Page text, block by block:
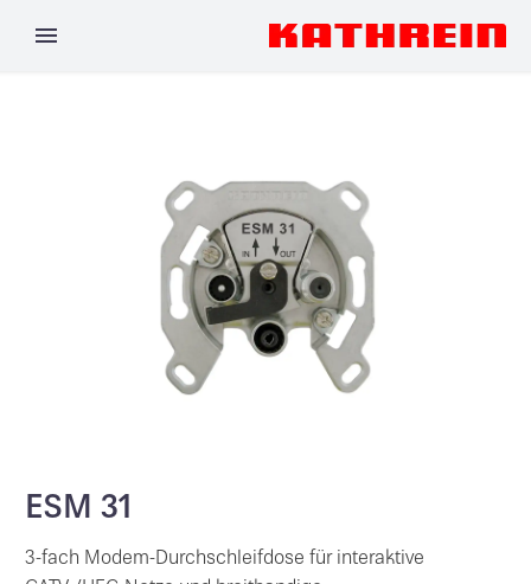
ESM 31
3-fach Modem-Durchschleifdose für interaktive